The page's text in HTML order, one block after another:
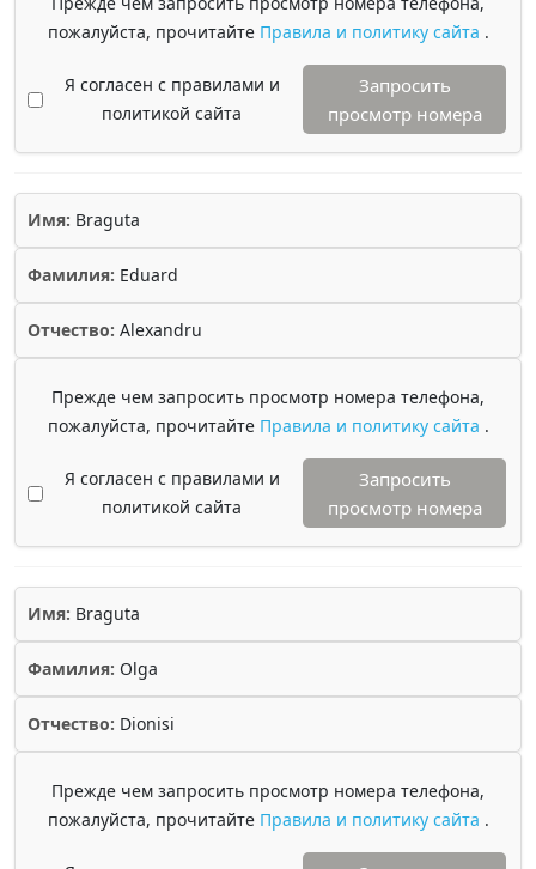
пожалуйста, прочитайте Правила и политику сайта .
Я согласен с правилами и
политикой сайта
Запросить
просмотр номера
Имя: Braguta
Фамилия: Eduard
Отчество: Alexandru
Прежде чем запросить просмотр номера телефона,
пожалуйста, прочитайте Правила и политику сайта .
Я согласен с правилами и
политикой сайта
Запросить
просмотр номера
Имя: Braguta
Фамилия: Olga
Отчество: Dionisi
Прежде чем запросить просмотр номера телефона,
пожалуйста, прочитайте Правила и политику сайта .